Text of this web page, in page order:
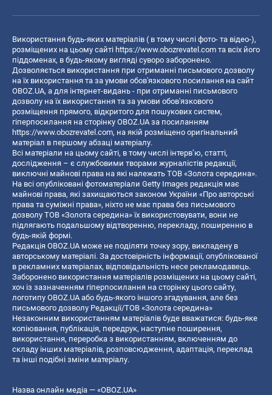
Використання будь-яких матеріалів ( в тому числі фото- та відео-),
розміщених на цьому сайті https://www.obozrevatel.com та всіх його
піддоменах, в будь-якому вигляді суворо заборонено.
Дозволяється використання при отриманні письмового дозволу
на їх використання та за умови обов'язкового посилання на сайт
OBOZ.UA, а для інтернет-видань - при отриманні письмового
дозволу на їх використання та за умови обов'язкового
розміщення прямого, відкритого для пошукових систем,
гіперпосилання на сторінку OBOZ.UA за посиланням
https://www.obozrevatel.com, на якій розміщено оригінальний
матеріал в першому абзаці матеріалу.
Всі матеріали на цьому сайті, в тому числі інтерв’ю, статті,
дослідження – є службовими творами журналістів редакції,
виключні майнові права на які належать ТОВ «Золота середина».
На всі опубліковані фотоматеріали Getty Images редакція має
майнові права, які захищаються законом України «Про авторські
права та суміжні права», ніхто не має права без письмового
дозволу ТОВ «Золота середина» їх використовувати, вони не
підлягають подальшому відтворенню, перекладу, поширенню в
будь-якій формі.
Редакція OBOZ.UA може не поділяти точку зору, викладену в
авторському матеріалі. За достовірність інформації, опублікованої
в рекламних матеріалах, відповідальність несе рекламодавець.
Заборонено використання матеріалів розміщених на цьому сайті,
хоч із зазначенням гіперпосилання на сторінку цього сайту,
логотипу OBOZ.UA або будь-якого іншого згадування, але без
письмового дозволу Редакції/ТОВ «Золота середина»
Незаконним використанням матеріалів буде вважатися: будь-яке
копiювання, публiкацiя, передрук, наступне поширення,
використання, переробка з використанням, включенням до
складу інших матеріалів, розповсюдження, адаптація, переклад
та інші подібні зміни матеріалу.
Назва онлайн медіа — «OBOZ.UA»